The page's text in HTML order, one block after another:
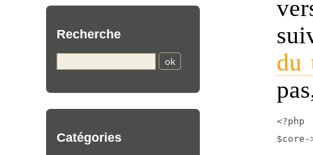
du
<?php
Recherche
Catégories